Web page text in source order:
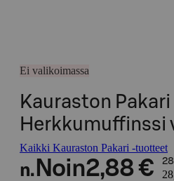
Ei valikoimassa
Kauraston Pakari
Herkkumuffinssi
Kaikki Kauraston Pakari -tuotteet
n. Noin2,88 €